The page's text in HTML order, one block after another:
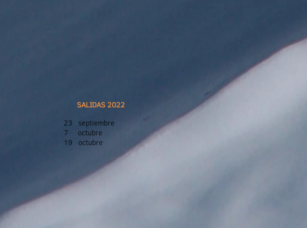
SALIDAS 2022
23 septiembre
7 octubre
19 octubre